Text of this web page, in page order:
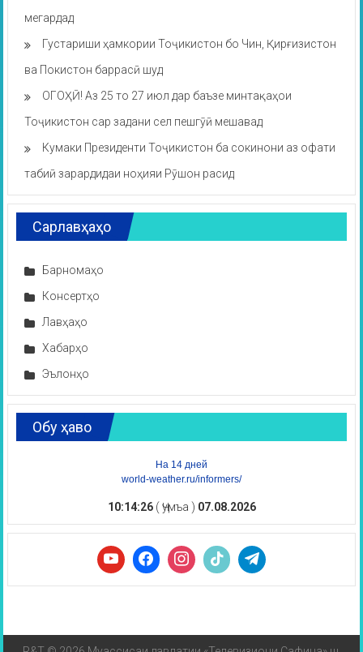
мегардад
Густариши ҳамкории Тоҷикистон бо Чин, Қирғизистон
ва Покистон баррасӣ шуд
ОГОҲӢ! Аз 25 то 27 июл дар баъзе минтақаҳои
Тоҷикистон сар задани сел пешгӯӣ мешавад
Кумаки Президенти Тоҷикистон ба сокинони аз офати
табиӣ зарардидаи ноҳияи Рӯшон расид
Сарлавҳаҳо
Барномаҳо
Консертҳо
Лавҳаҳо
Хабарҳо
Эълонҳо
Обу ҳаво
На 14 дней
world-weather.ru/informers/
10:14:27( Ҷумъа ) 07.08.2026